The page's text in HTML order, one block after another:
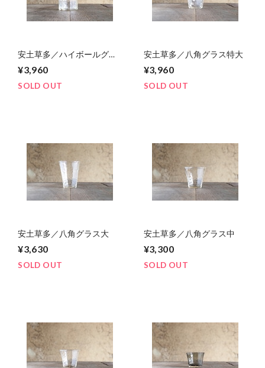
安土草多／ハイボールグラ
¥3,960
SOLD OUT
安土草多／八角グラス特大
¥3,960
SOLD OUT
安土草多／八角グラス大
¥3,630
SOLD OUT
安土草多／八角グラス中
¥3,300
SOLD OUT